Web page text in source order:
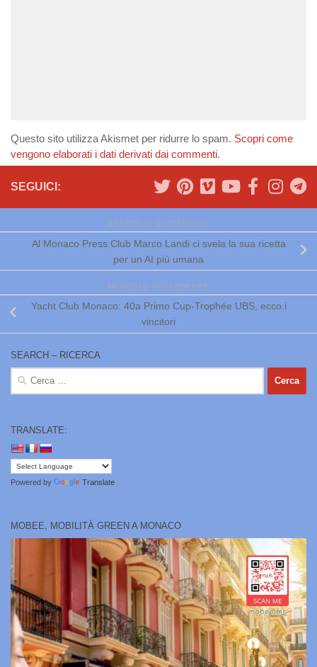
Questo sito utilizza Akismet per ridurre lo spam. Scopri come
vengono elaborati i dati derivati dai commenti.
SEGUICI:
ARTICOLO SUCCESSIVO
Al Monaco Press Club Marco Landi ci svela la sua ricetta
per un AI più umana
ARTICOLO PRECEDENTE
Yacht Club Monaco: 40a Primo Cup-Trophée UBS, ecco i
vincitori
SEARCH – RICERCA
Ricerca
TRANSLATE:
Powered by Translate
MOBEE, MOBILITÀ GREEN A MONACO